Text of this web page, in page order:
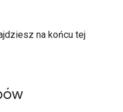
na końcu tej